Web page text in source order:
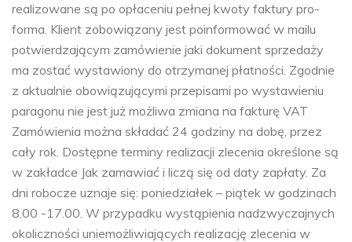
realizowane są po opłaceniu pełnej kwoty faktury pro-
forma. Klient zobowiązany jest poinformować w mailu
potwierdzającym zamówienie jaki dokument sprzedaży
ma zostać wystawiony do otrzymanej płatności. Zgodnie
z aktualnie obowiązującymi przepisami po wystawieniu
paragonu nie jest już możliwa zmiana na fakturę VAT
Zamówienia można składać 24 godziny na dobę, przez
cały rok. Dostępne terminy realizacji zlecenia określone są
w zakładce Jak zamawiać i liczą się od daty zapłaty. Za
dni robocze uznaje się: poniedziałek – piątek w godzinach
8.00 -17.00. W przypadku wystąpienia nadzwyczajnych
okoliczności uniemożliwiających realizację zlecenia w